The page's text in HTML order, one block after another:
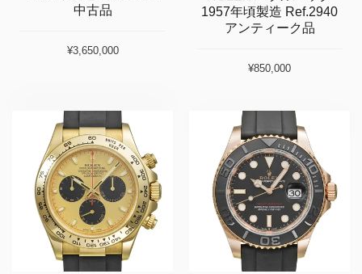
中古品
¥3,650,000
1957年頃製造 Ref.2940
アンティーク品
¥850,000